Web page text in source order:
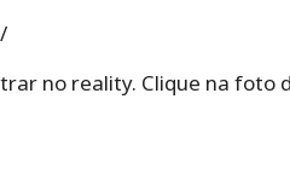
no reality. Clique na foto